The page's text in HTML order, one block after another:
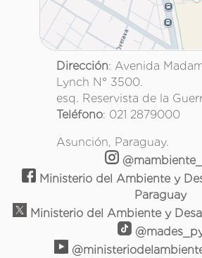
Dirección: Avenida
Lynch N° 3500.
esq. Reservista de la
Teléfono: 021 2879000
Asunción, Paraguay.
Ministerio del Ambiente y
Paraguay
Ministerio del Ambiente y